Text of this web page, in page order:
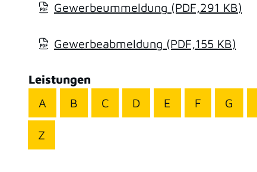
Gewerbeummeldung (PDF,291 KB)
Gewerbeabmeldung (PDF,155 KB)
Leistungen
A
B C D E F G
Z